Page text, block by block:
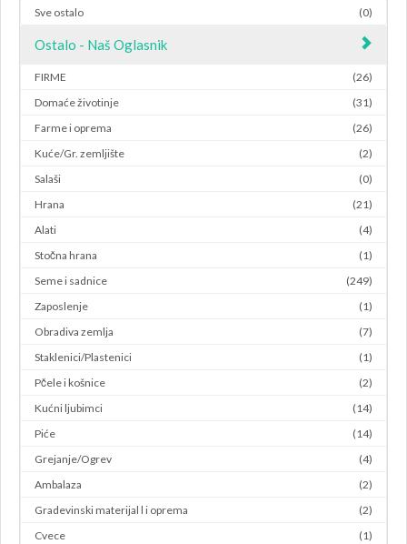
Sve ostalo
(0)
Ostalo - Naš Oglasnik
FIRME
(26)
Domaće životinje
(31)
Farme i oprema
(26)
Kuće/Gr. zemljište
(2)
Salaši
(0)
Hrana
(21)
Alati
(4)
Stočna hrana
(1)
Seme i sadnice
(249)
Zaposlenje
(1)
Obradiva zemlja
(7)
Staklenici/Plastenici
(1)
Pčele i košnice
(2)
Kućni ljubimci
(14)
Piće
(14)
Grejanje/Ogrev
(4)
Ambalaza
(2)
Gradevinski materijal l i oprema
(2)
Cvece
(1)